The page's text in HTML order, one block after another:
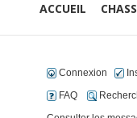
ACCUEIL
Connexion
FAQ